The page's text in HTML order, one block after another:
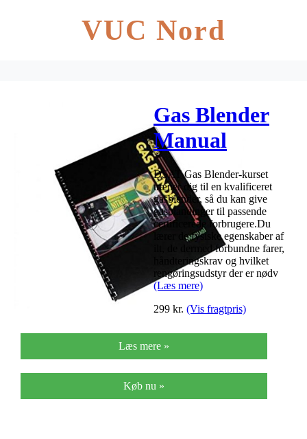
VUC Nord
Gas Blender
Manual
DSAT Gas Blender-kurset
træner dig til en kvalificeret
gasblender, så du kan give
gasblandinger til passende
certificerede forbrugere.Du
lærer de fysiske egenskaber af
ilt, de dermed forbundne farer,
håndteringskrav og hvilket
rengøringsudstyr der er nødv
(Læs mere)
299 kr. (Vis fragtpris)
Læs mere »
Køb nu »